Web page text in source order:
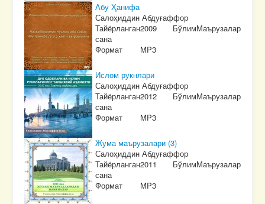
Абу Ҳанифа
Салоҳиддин Абдуғаффор
Тайёрланган
сана
2009
Формат
MP3
БўлимМаърузалар
Ислом рукнлари
Салоҳиддин Абдуғаффор
Тайёрланган
сана
2012
Формат
MP3
БўлимМаърузалар
Жума маърузалари (3)
Салоҳиддин Абдуғаффор
Тайёрланган
сана
2011
Формат
MP3
БўлимМаърузалар